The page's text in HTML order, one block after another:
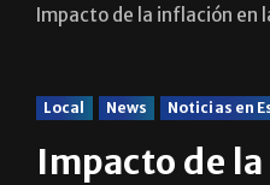
Impacto de la inflación en
Local News Noticias en
Impacto de